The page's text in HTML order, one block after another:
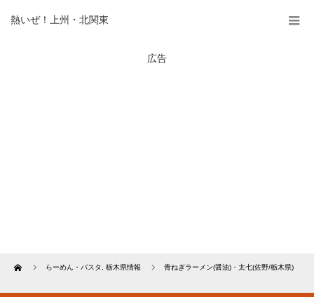
熱いぜ！上州・北関東
広告
Home らーめん・パスタ 栃木県情報 青ねぎラーメン(醤油)・太七(佐野/栃木県)